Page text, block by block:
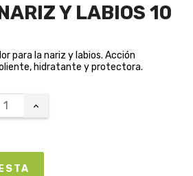
Y LABIOS 10
para la nariz y labios. Acción
hidratante y protectora.